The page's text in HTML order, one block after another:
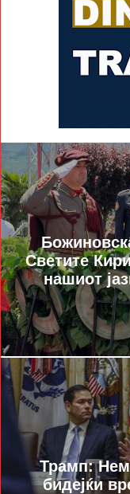
Светите
нашиот
Трамп:
бидејќи